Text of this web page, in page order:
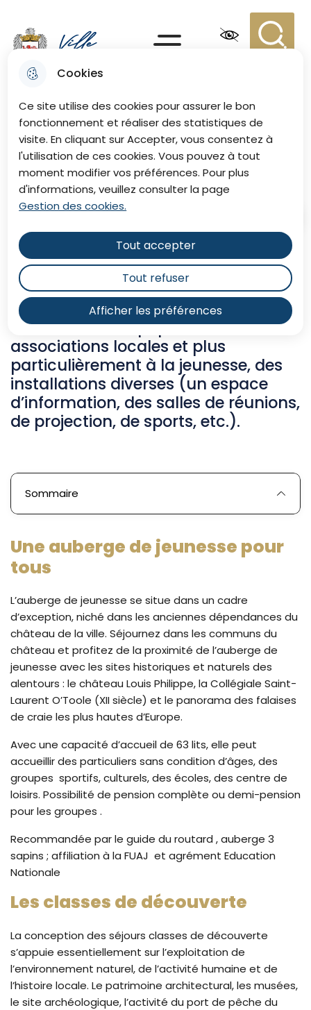
Cookies
Ce site utilise des cookies pour assurer le bon
fonctionnement et réaliser des statistiques de
visite. En cliquant sur Accepter, vous consentez à
l'utilisation de ces cookies. Vous pouvez à tout
moment modifier vos préférences. Pour plus
d'informations, veuillez consulter la page
Gestion des cookies.
Afficher les préférences
Tout accepter
Tout refuser
menu
recherche
principal
Consulter
le plan du
site
Menu principal
Menu
Le centre des fontaines
Le Centre des Fontaines est un
équipement socioculturel géré par
une Association loi 1901. Ses objets
sont d’offrir à la population, aux
associations locales et plus
particulièrement à la jeunesse, des
installations diverses (un espace
d’information, des salles de réunions,
de projection, de sports, etc.).
Sommaire
Une auberge de jeunesse pour
tous
L’auberge de jeunesse se situe dans un cadre
d’exception, niché dans les anciennes dépendances du
château de la ville. Séjournez dans les communs du
château et profitez de la proximité de l’auberge de
jeunesse avec les sites historiques et naturels des
alentours : le château Louis Philippe, la Collégiale Saint-
Laurent O’Toole (XII siècle) et le panorama des falaises
de craie les plus hautes d’Europe.
Avec une capacité d’accueil de 63 lits, elle peut
accueillir des particuliers sans condition d’âges, des
groupes sportifs, culturels, des écoles, des centre de
loisirs. Possibilité de pension complète ou demi-pension
pour les groupes .
Recommandée par le guide du routard , auberge 3
sapins ; affiliation à la FUAJ et agrément Education
Nationale
Les classes de découverte
La conception des séjours classes de découverte
s’appuie essentiellement sur l’exploitation de
l’environnement naturel, de l’activité humaine et de
l’histoire locale. Le patrimoine architectural, les musées,
le site archéologique, l’activité du port de pêche du